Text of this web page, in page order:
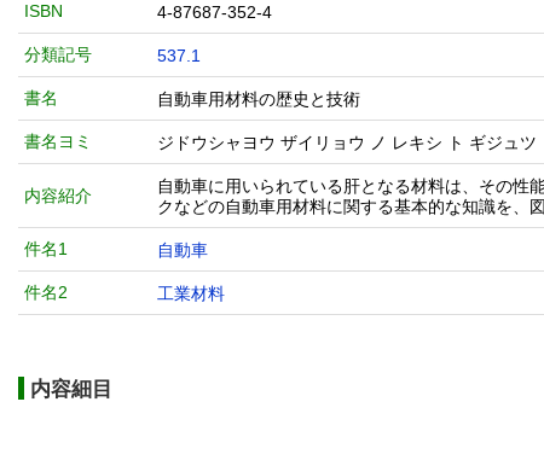
ISBN 4-87687-352-4
分類記号 537.1
書名 自動車用材料の歴史と技術
書名ヨミ ジドウシャヨウ ザイリョウ ノ レキシ ト ギジュツ
内容紹介
自動車に用いられている肝となる材料は、その性
クなどの自動車用材料に関する基本的な知識を、
件名1 自動車
件名2 工業材料
内容細目